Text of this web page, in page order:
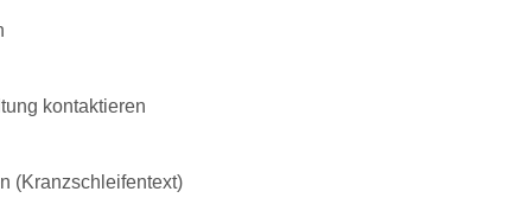
kontaktieren
(Kranzschleifentext)